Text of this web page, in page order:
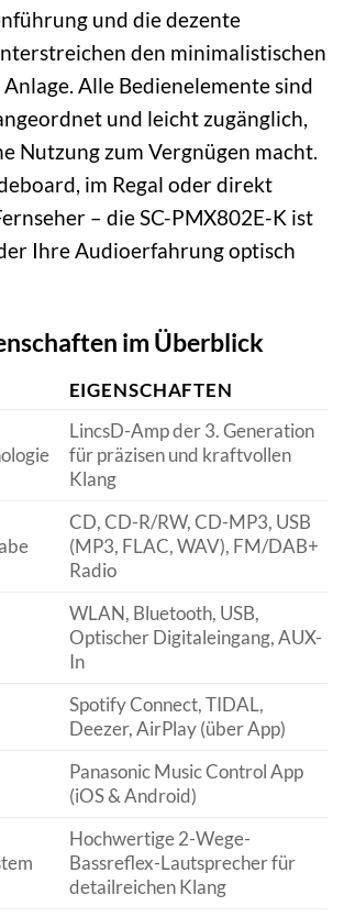
und die dezente
den minimalistischen
Alle Bedienelemente sind
und leicht zugänglich,
Nutzung zum Vergnügen macht.
im Regal oder direkt
– die SC-PMX802E-K ist
Ihre Audioerfahrung optisch
im Überblick
EIGENSCHAFTEN
LincsD-Amp der 3. Generation
für präzisen und kraftvollen
Klang
CD, CD-R/RW, CD-MP3, USB
(MP3, FLAC, WAV), FM/DAB+
Radio
WLAN, Bluetooth, USB,
Optischer Digitaleingang, AUX-
In
Spotify Connect, TIDAL,
Deezer, AirPlay (über App)
Panasonic Music Control App
(iOS & Android)
Hochwertige 2-Wege-
Bassreflex-Lautsprecher für
detailreichen Klang